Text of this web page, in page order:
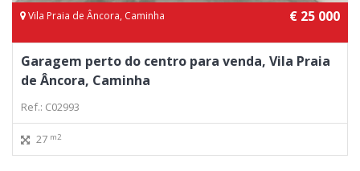
Vila Praia de Âncora, Caminha € 25 000
Garagem perto do centro para venda, Vila Praia
de Âncora, Caminha
Ref.: C02993
27 m2